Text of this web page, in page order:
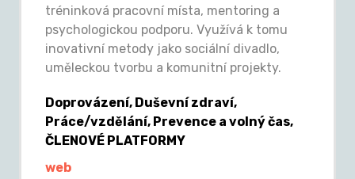
tréninková pracovní místa, mentoring a
psychologickou podporu. Využívá k tomu
inovativní metody jako sociální divadlo,
uměleckou tvorbu a komunitní projekty.
Doprovázení, Duševní zdraví,
Práce/vzdělání, Prevence a volný čas,
ČLENOVÉ PLATFORMY
web